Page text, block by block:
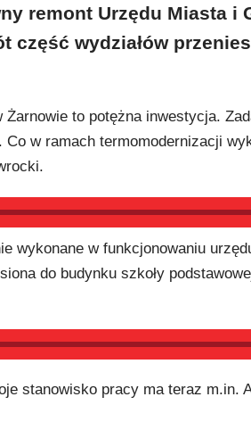
remont Urzędu Miasta i
część wydziałów
to potężna inwestycja.
Co w ramach termomodernizacji
wykonane w funkcjonowaniu
do budynku szkoły
stanowisko pracy ma teraz m.in.